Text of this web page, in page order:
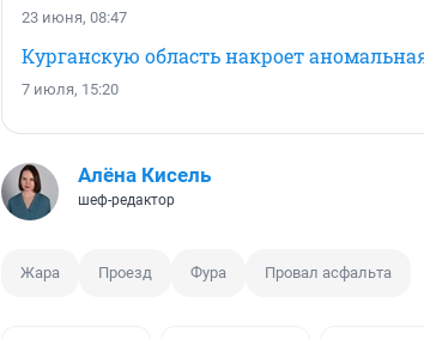
23 июня, 08:47
Курганскую область накроет
7 июля, 15:20
Алёна Кисель
шеф-редактор
Жара Проезд Фура Провал асфальта